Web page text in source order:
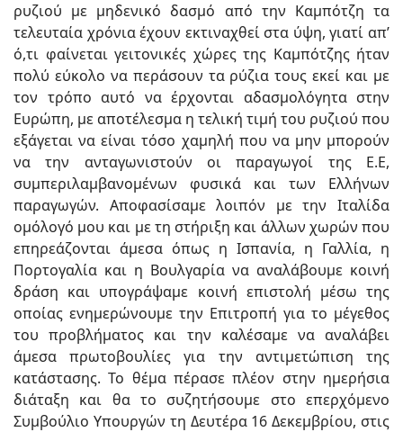
ρυζιού με μηδενικό δασμό από την Καμπότζη τα
τελευταία χρόνια έχουν εκτιναχθεί στα ύψη, γιατί απ’
ό,τι φαίνεται γειτονικές χώρες της Καμπότζης ήταν
πολύ εύκολο να περάσουν τα ρύζια τους εκεί και με
τον τρόπο αυτό να έρχονται αδασμολόγητα στην
Ευρώπη, με αποτέλεσμα η τελική τιμή του ρυζιού που
εξάγεται να είναι τόσο χαμηλή που να μην μπορούν
να την ανταγωνιστούν οι παραγωγοί της Ε.Ε,
συμπεριλαμβανομένων φυσικά και των Ελλήνων
παραγωγών. Αποφασίσαμε λοιπόν με την Ιταλίδα
ομόλογό μου και με τη στήριξη και άλλων χωρών που
επηρεάζονται άμεσα όπως η Ισπανία, η Γαλλία, η
Πορτογαλία και η Βουλγαρία να αναλάβουμε κοινή
δράση και υπογράψαμε κοινή επιστολή μέσω της
οποίας ενημερώνουμε την Επιτροπή για το μέγεθος
του προβλήματος και την καλέσαμε να αναλάβει
άμεσα πρωτοβουλίες για την αντιμετώπιση της
κατάστασης. Το θέμα πέρασε πλέον στην ημερήσια
διάταξη και θα το συζητήσουμε στο επερχόμενο
Συμβούλιο Υπουργών τη Δευτέρα 16 Δεκεμβρίου, στις